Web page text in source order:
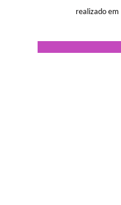
realizado em